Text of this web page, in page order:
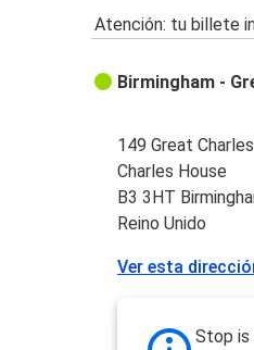
Atención: tu billete
Birmingham -
149 Great
Charles House
B3 3HT
Reino Unido
Ver esta
Stop is